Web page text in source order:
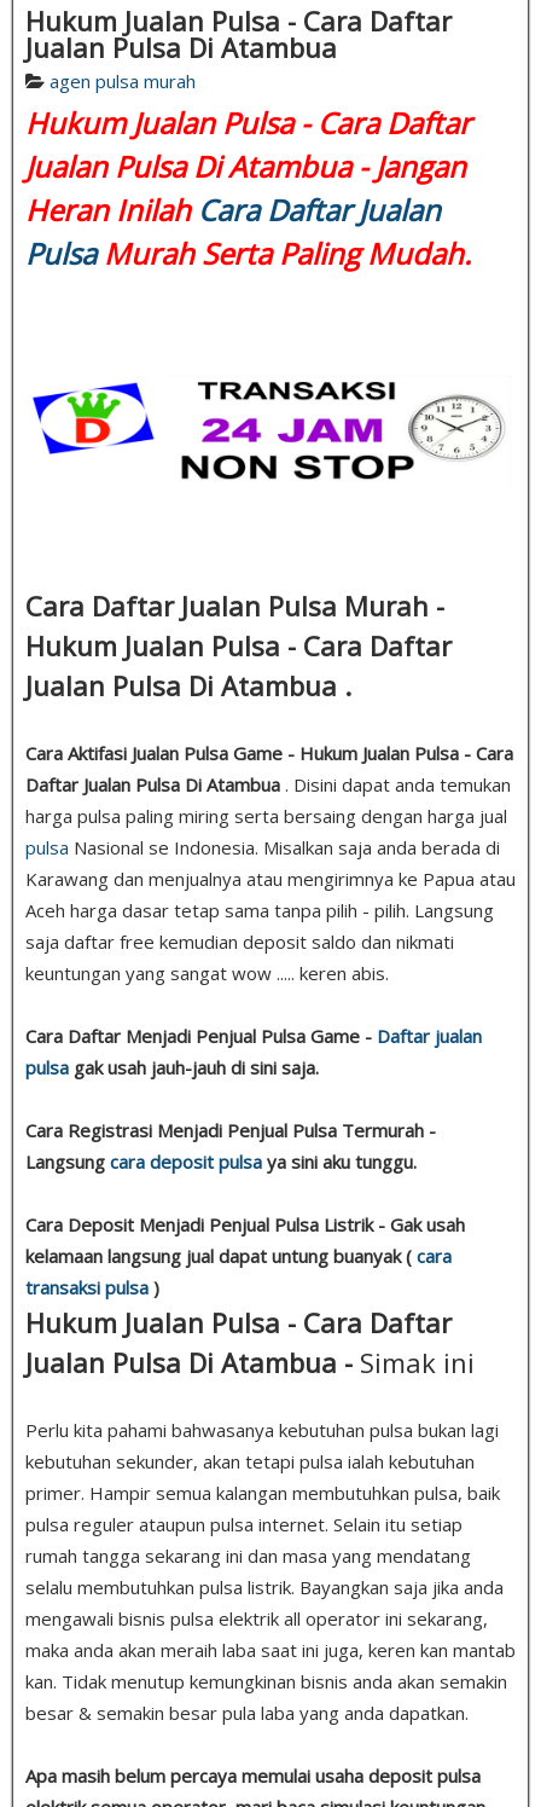
Hukum Jualan Pulsa - Cara Daftar
Jualan Pulsa Di Atambua
agen pulsa murah
Hukum Jualan Pulsa - Cara Daftar
Jualan Pulsa Di Atambua - Jangan
Heran Inilah Cara Daftar Jualan
PulsaMurah Serta Paling Mudah.
Cara Daftar Jualan Pulsa Murah -
Hukum Jualan Pulsa - Cara Daftar
Jualan Pulsa Di Atambua .
Cara Aktifasi Jualan Pulsa Game - Hukum Jualan Pulsa - Cara
Daftar Jualan Pulsa Di Atambua . Disini dapat anda temukan
harga pulsa paling miring serta bersaing dengan harga jual
pulsa Nasional se Indonesia. Misalkan saja anda berada di
Karawang dan menjualnya atau mengirimnya ke Papua atau
Aceh harga dasar tetap sama tanpa pilih - pilih. Langsung
saja daftar free kemudian deposit saldo dan nikmati
keuntungan yang sangat wow ..... keren abis.
Cara Daftar Menjadi Penjual Pulsa Game - Daftar jualan
pulsa gak usah jauh-jauh di sini saja.
Cara Registrasi Menjadi Penjual Pulsa Termurah -
Langsung cara deposit pulsa ya sini aku tunggu.
Cara Deposit Menjadi Penjual Pulsa Listrik - Gak usah
kelamaan langsung jual dapat untung buanyak ( cara
transaksi pulsa )
Hukum Jualan Pulsa - Cara Daftar
Jualan Pulsa Di Atambua - Simak ini
Perlu kita pahami bahwasanya kebutuhan pulsa bukan lagi
kebutuhan sekunder, akan tetapi pulsa ialah kebutuhan
primer. Hampir semua kalangan membutuhkan pulsa, baik
pulsa reguler ataupun pulsa internet. Selain itu setiap
rumah tangga sekarang ini dan masa yang mendatang
selalu membutuhkan pulsa listrik. Bayangkan saja jika anda
mengawali bisnis pulsa elektrik all operator ini sekarang,
maka anda akan meraih laba saat ini juga, keren kan mantab
kan. Tidak menutup kemungkinan bisnis anda akan semakin
besar & semakin besar pula laba yang anda dapatkan.
Apa masih belum percaya memulai usaha deposit pulsa